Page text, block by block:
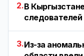
2.В
3.Из-за